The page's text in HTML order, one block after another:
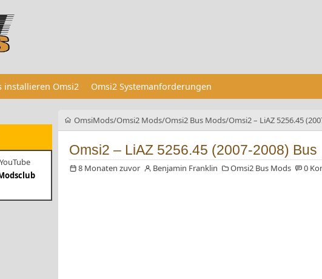
installieren Omsi2 Omsi2 Systemanforderungen
OmsiMods Omsi2 Mods Omsi2 Bus Mods Omsi2 – LiAZ 5256.45
Omsi2 – LiAZ 5256.45 (2007-2008) Bus
8 Monaten zuvor Benjamin Franklin Omsi2 Bus Mods 0